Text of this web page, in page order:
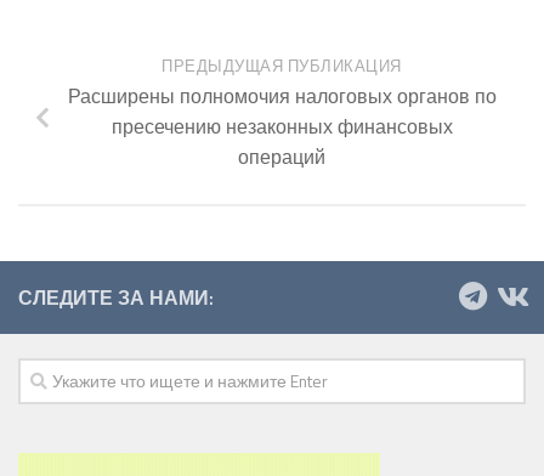
ПРЕДЫДУЩАЯ ПУБЛИКАЦИЯ
Расширены полномочия налоговых органов по
пресечению незаконных финансовых
операций
СЛЕДИТЕ ЗА НАМИ: